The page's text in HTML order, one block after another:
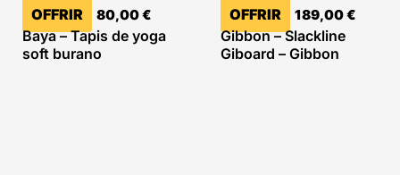
OFFRIR 80,00€
Baya – Tapis de yoga
soft burano
OFFRIR 189,00€
Gibbon – Slackline
Giboard – Gibbon